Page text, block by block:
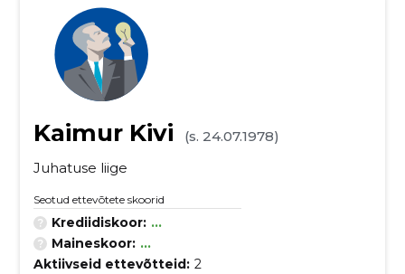
Kaimur Kivi
(s. 24.07.1978)
Juhatuse liige
Seotud ettevõtete skoorid
Krediidiskoor: ...
Maineskoor: ...
Aktiivseid ettevõtteid: 2